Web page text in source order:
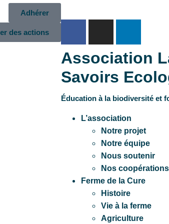
Adhérer
des actions
Association
Savoirs
Éducation à la biodiversité et
L’association
Notre projet
Notre équipe
Nous soutenir
Nos coopérations
Ferme de la Cure
Histoire
Vie à la ferme
Agriculture